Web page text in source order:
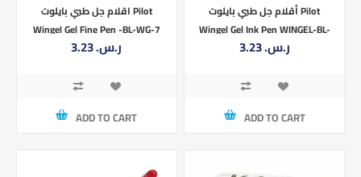
اقلام جل طبي بايلوت Pilot
Wingel Gel Fine Pen -BL-WG-7
WINGEL
3.23 ر.س.‏
ADD TO CART
أقلام جل طبي بايلوت Pilot
Wingel Gel Ink Pen WINGEL-BL-
WG-53.23 ر.س.‏
ADD TO CART